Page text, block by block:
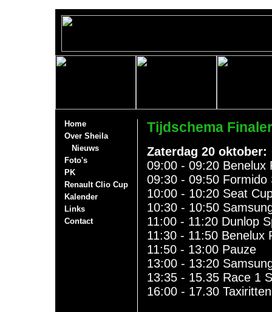
Home
Over Sheila
Nieuws
Foto's
PK
Renault Clio Cup
Kalender
Links
Contact
Tijdschema
Zaterdag 20 oktober:
09:00 - 09:20 Benelux
09:30 - 09:50 Formido
10:00 - 10:20 Seat
10:30 - 10:50
11:00 - 11:20 Dunlop
11:30 - 11:50 Benelux
11:50 - 13:00 Pauze
13:00 - 13:20
13:35 - 15.35 Race 1
16:00 - 17.30